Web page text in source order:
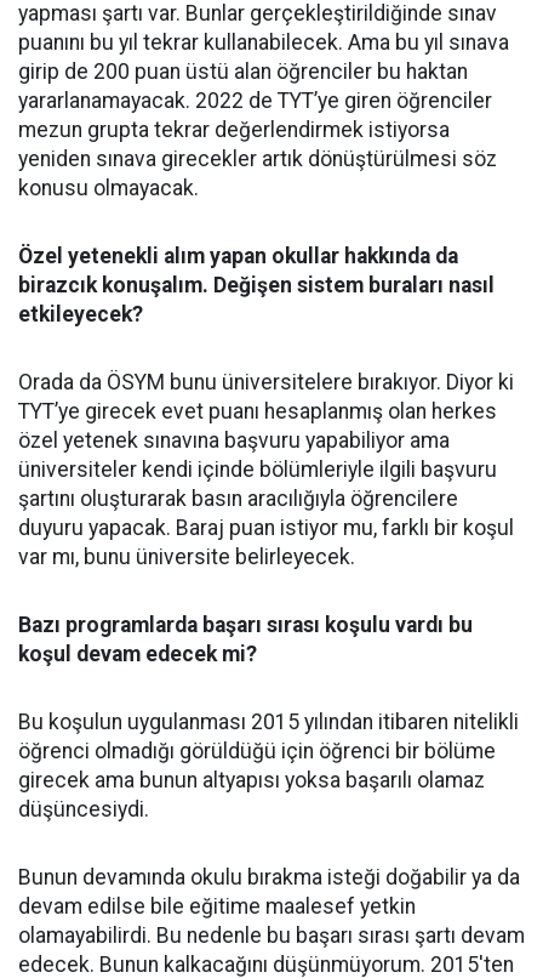
yapması şartı var. Bunlar gerçekleştirildiğinde sınav
puanını bu yıl tekrar kullanabilecek. Ama bu yıl sınava
girip de 200 puan üstü alan öğrenciler bu haktan
yararlanamayacak. 2022 de TYT’ye giren öğrenciler
mezun grupta tekrar değerlendirmek istiyorsa
yeniden sınava girecekler artık dönüştürülmesi söz
konusu olmayacak.
Özel yetenekli alım yapan okullar hakkında da
birazcık konuşalım. Değişen sistem buraları nasıl
etkileyecek?
Orada da ÖSYM bunu üniversitelere bırakıyor. Diyor ki
TYT’ye girecek evet puanı hesaplanmış olan herkes
özel yetenek sınavına başvuru yapabiliyor ama
üniversiteler kendi içinde bölümleriyle ilgili başvuru
şartını oluşturarak basın aracılığıyla öğrencilere
duyuru yapacak. Baraj puan istiyor mu, farklı bir koşul
var mı, bunu üniversite belirleyecek.
Bazı programlarda başarı sırası koşulu vardı bu
koşul devam edecek mi?
Bu koşulun uygulanması 2015 yılından itibaren nitelikli
öğrenci olmadığı görüldüğü için öğrenci bir bölüme
girecek ama bunun altyapısı yoksa başarılı olamaz
düşüncesiydi.
Bunun devamında okulu bırakma isteği doğabilir ya da
devam edilse bile eğitime maalesef yetkin
olamayabilirdi. Bu nedenle bu başarı sırası şartı devam
edecek. Bunun kalkacağını düşünmüyorum. 2015'ten